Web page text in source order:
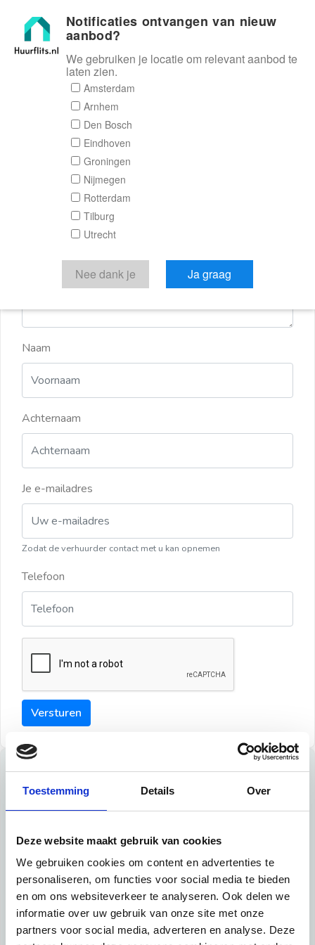
Toestemming Details Over
Deze website maakt gebruik van cookies
We gebruiken cookies om content en advertenties te
personaliseren, om functies voor social media te bieden
en om ons websiteverkeer te analyseren. Ook delen we
informatie over uw gebruik van onze site met onze
partners voor social media, adverteren en analyse. Deze
Huurflits
Reactieformulier
Huurflits
Verstuur je bericht
Door een bericht te sturen kom je in contact met de
aanbieder of makelaar van de woning.
Naam
Achternaam
Je e-mailadres
Zodat de verhuurder contact met u kan opnemen
Telefoon
Versturen
Tips
Tip 1:
Schrijf een duidelijke introductie en geef de volgende
informatie mee:
Ben je student, werkachtig of werkzoekend
Notificaties ontvangen van nieuw
aanbod?
We gebruiken je locatie om relevant aanbod te
laten zien.
Amsterdam
Arnhem
Den Bosch
Eindhoven
Groningen
Nijmegen
Rotterdam
Tilburg
Utrecht
Nee dank je Ja graag